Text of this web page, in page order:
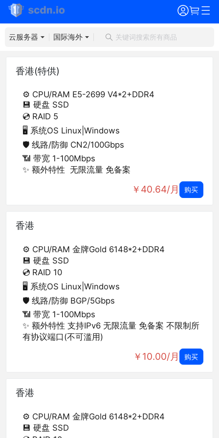
云服务器 国际海外
香港(特供)
⚙️ CPU/RAM E5-2699 V4*2+DDR4
💾 硬盘 SSD
💿 RAID 5
🖥️ 系统OS Linux|Windows
🛡️ 线路/防御 CN2/100Gbps
📶 带宽 1-100Mbps
✨ 额外特性 无限流量 免备案
￥40.64/月 购买
香港
⚙️ CPU/RAM 金牌Gold 6148*2+DDR4
💾 硬盘 SSD
💿 RAID 10
🖥️ 系统OS Linux|Windows
🛡️ 线路/防御 BGP/5Gbps
📶 带宽 1-100Mbps
✨ 额外特性 支持IPv6 无限流量 免备案 不限制所
有协议端口(不可滥用)
￥10.00/月 购买
香港
⚙️ CPU/RAM 金牌Gold 6148*2+DDR4
💾 硬盘 SSD